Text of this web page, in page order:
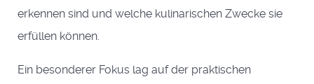
erkennen sind und welche kulinarischen Zwecke sie
erfüllen können.
Ein besonderer Fokus lag auf der praktischen